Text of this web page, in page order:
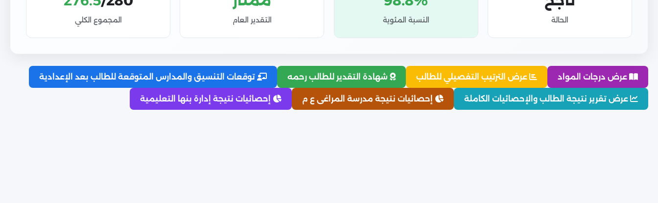
الحالة النسبة المئوية التقدير العام المجموع الكلي
عرض درجات المواد عرض الترتيب التفصيلي للطالب شهادة التقدير للطالب رحمه توقعات التنسيق والمدارس المتوقعة للطالب بعد الإعدادية
عرض تقرير نتيجة الطالب والإحصائيات الكاملة إحصائيات نتيجة مدرسة المراغى ع م إحصائيات نتيجة إدارة بنها التعليمية